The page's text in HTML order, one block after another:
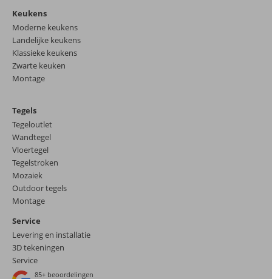
Keukens
Moderne keukens
Landelijke keukens
Klassieke keukens
Zwarte keuken
Montage
Tegels
Tegeloutlet
Wandtegel
Vloertegel
Tegelstroken
Mozaiek
Outdoor tegels
Montage
Service
Levering en installatie
3D tekeningen
Service
85+ beoordelingen